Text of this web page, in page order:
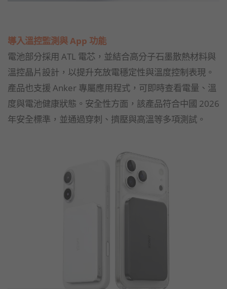
導入溫控監測與 App 功能
電池部分採用 ATL 電芯，並結合高分子石墨散熱材料與
溫控晶片設計，以提升充放電穩定性與溫度控制表現。
產品也支援 Anker 專屬應用程式，可即時查看電量、溫
度與電池健康狀態。安全性方面，該產品符合中國 2026
年安全標準，並通過穿刺、擠壓與高溫等多項測試。